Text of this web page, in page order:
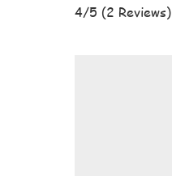
4/5 (2 Reviews)